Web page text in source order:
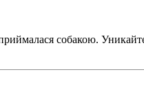
собакою.